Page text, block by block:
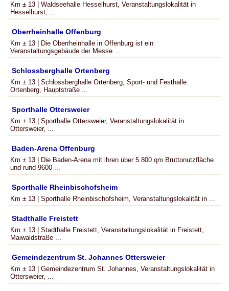
Km ± 13 | Waldseehalle Hesselhurst, Veranstaltungslokalität in
Hesselhurst, ...
Oberrheinhalle Offenburg
Km ± 13 | Die Oberrheinhalle in Offenburg ist ein
Veranstaltungsgebäude der Messe ...
Schlossberghalle Ortenberg
Km ± 13 | Schlossberghalle Ortenberg, Sport- und Festhalle
Ortenberg, Hauptstraße ...
Sporthalle Ottersweier
Km ± 13 | Sporthalle Ottersweier, Veranstaltungslokalität in
Ottersweier, ...
Baden-Arena Offenburg
Km ± 13 | Die Baden-Arena mit ihren über 5.800 qm Bruttonutzfläche
und rund 9600 ...
Sporthalle Rheinbischofsheim
Km ± 13 | Sporthalle Rheinbischofsheim, Veranstaltungslokalität in ...
Stadthalle Freistett
Km ± 13 | Stadthalle Freistett, Veranstaltungslokalität in Freistett,
Maiwaldstraße ...
Gemeindezentrum St. Johannes Ottersweier
Km ± 13 | Gemeindezentrum St. Johannes, Veranstaltungslokalität in
Ottersweier, ...